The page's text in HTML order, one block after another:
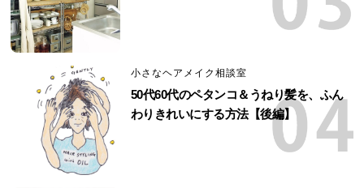
小さなヘアメイク相談室
50代60代のペタンコ＆うねり髪を、ふん
わりきれいにする方法【後編】